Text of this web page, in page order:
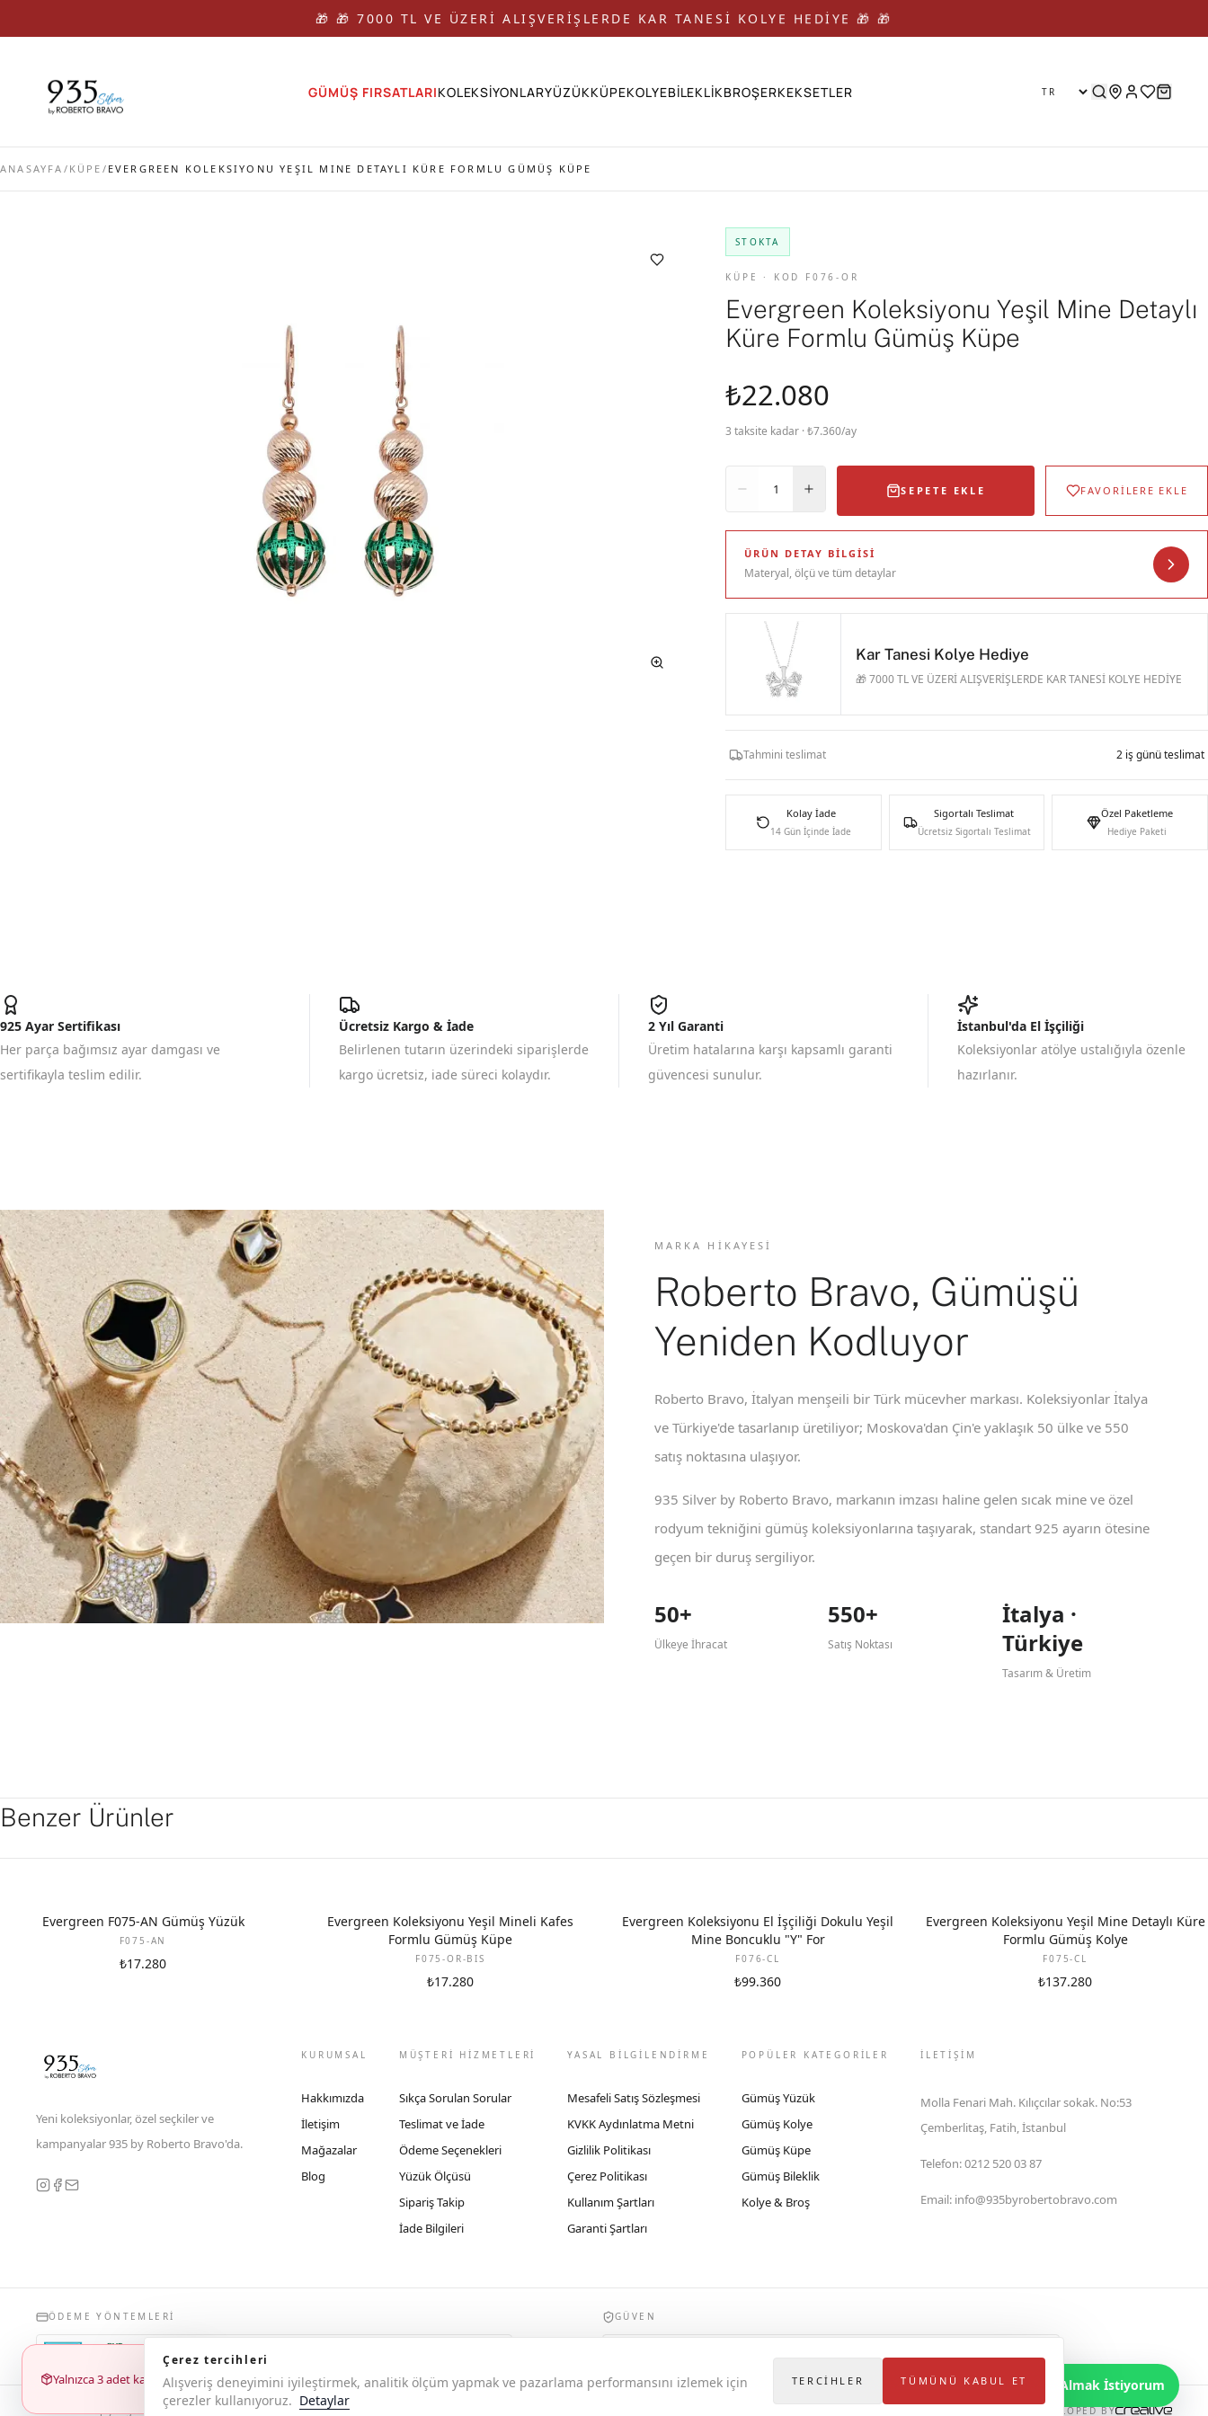
🎁 🎁 7000 TL VE ÜZERİ ALIŞVERİŞLERDE KAR TANESİ KOLYE HEDİYE 🎁 🎁
GÜMÜŞ FIRSATLARIKOLEKSİYONLARYÜZÜKKÜPEKOLYEBİLEKLİKBROŞERKEKSETLER
ANASAYFA / KÜPE / EVERGREEN KOLEKSIYONU YEŞIL MINE DETAYLI KÜRE FORMLU GÜMÜŞ KÜPE
STOKTA
KÜPE · KOD F076-OR
Evergreen Koleksiyonu Yeşil Mine Detaylı
Küre Formlu Gümüş Küpe
Yalnızca 3 adet kaldı
₺22.080
3 taksite kadar · ₺7.360/ay
1 SEPETE EKLE FAVORİLERE EKLE
ÜRÜN DETAY BILGISI
Materyal, ölçü ve tüm detaylar
Kar Tanesi Kolye Hediye
🎁 7000 TL VE ÜZERİ ALIŞVERİŞLERDE KAR TANESİ KOLYE HEDİYE
Tahmini teslimat 2 iş günü teslimat
Kolay İade
14 Gün İçinde İade
Sigortalı Teslimat
Ücretsiz Sigortalı Teslimat
Özel Paketleme
Hediye Paketi
925 Ayar Sertifikası
Her parça bağımsız ayar damgası ve
sertifikayla teslim edilir.
Ücretsiz Kargo & İade
Belirlenen tutarın üzerindeki siparişlerde
kargo ücretsiz, iade süreci kolaydır.
2 Yıl Garanti
Üretim hatalarına karşı kapsamlı garanti
güvencesi sunulur.
İstanbul'da El İşçiliği
Koleksiyonlar atölye ustalığıyla özenle
hazırlanır.
MARKA HIKAYESI
Roberto Bravo, Gümüşü
Yeniden Kodluyor
Roberto Bravo, İtalyan menşeili bir Türk mücevher markası. Koleksiyonlar İtalya
ve Türkiye'de tasarlanıp üretiliyor; Moskova'dan Çin'e yaklaşık 50 ülke ve 550
satış noktasına ulaşıyor.
935 Silver by Roberto Bravo, markanın imzası haline gelen sıcak mine ve özel
rodyum tekniğini gümüş koleksiyonlarına taşıyarak, standart 925 ayarın ötesine
geçen bir duruş sergiliyor.
50+
Ülkeye İhracat
550+
Satış Noktası
İtalya ·
Türkiye
Tasarım & Üretim
Benzer Ürünler
Evergreen F075-AN Gümüş Yüzük
F075-AN
₺17.280
Evergreen Koleksiyonu Yeşil Mineli Kafes
Formlu Gümüş Küpe
F075-OR-BIS
₺17.280
Evergreen Koleksiyonu El İşçiliği Dokulu Yeşil
Mine Boncuklu "Y" For
F076-CL
₺99.360
Evergreen Koleksiyonu Yeşil Mine Detaylı Küre
Formlu Gümüş Kolye
F075-CL
₺137.280
Yeni koleksiyonlar, özel seçkiler ve
kampanyalar 935 by Roberto Bravo'da.
KURUMSAL
Hakkımızda
İletişim
Mağazalar
Blog
MÜŞTERİ HİZMETLERİ
Sıkça Sorulan Sorular
Teslimat ve İade
Ödeme Seçenekleri
Yüzük Ölçüsü
Sipariş Takip
İade Bilgileri
YASAL BİLGİLENDİRME
Mesafeli Satış Sözleşmesi
KVKK Aydınlatma Metni
Gizlilik Politikası
Çerez Politikası
Kullanım Şartları
Garanti Şartları
POPÜLER KATEGORİLER
Gümüş Yüzük
Gümüş Kolye
Gümüş Küpe
Gümüş Bileklik
Kolye & Broş
İLETIŞIM
Molla Fenari Mah. Kılıçcılar sokak. No:53
Çemberlitaş, Fatih, İstanbul
Telefon:0212 520 03 87
Email: info@935byrobertobravo.com
ÖDEME YÖNTEMLERI GÜVEN
© 2026 Copyright 935 by Roberto Bravo DEVELOPED BY
Bilgi Almak İstiyorum
Çerez tercihleri
Alışveriş deneyimini iyileştirmek, analitik ölçüm yapmak ve pazarlama performansını izlemek için
çerezler kullanıyoruz. Detaylar
TERCIHLER TÜMÜNÜ KABUL ET